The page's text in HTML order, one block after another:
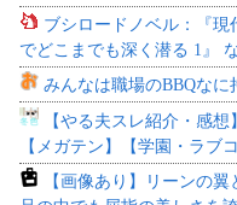
ブシロードノベル：『現
でどこまでも深く潜る 1』
みんなは職場のBBQなに
【やる夫スレ紹介・感
【メガテン】【学園・ラブ
【画像あり】リーンの